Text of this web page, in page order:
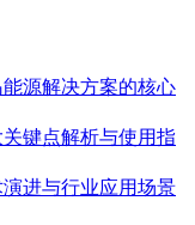
源解决方案的核心
键点解析与使用指
进与行业应用场景